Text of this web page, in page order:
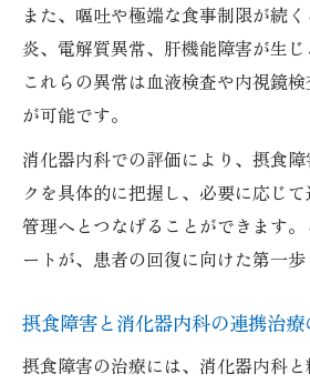
守山市周辺で受けられる摂食
消化器内科で得られる地
守山市で利用できる消化
地域の消化器内科で受け
ト内容
消化器内科が提案する地
守山市の消化器内科によ
消化器内科が解説する栄
義
また、嘔吐や極端な食事制限が続
炎、電解質異常、肝機能障害が生じ
これらの異常は血液検査や内視鏡
が可能です。
消化器内科での評価により、摂食
クを具体的に把握し、必要に応じ
管理へとつなげることができます
ートが、患者の回復に向けた第一歩
摂食障害と消化器内科の連携治
摂食障害の治療には、消化器内科